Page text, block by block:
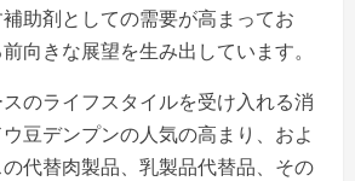
助剤としての需要が高まってお
向きな展望を生み出しています。
のライフスタイルを受け入れる消
豆デンプンの人気の高まり、およ
代替肉製品、乳製品代替品、その